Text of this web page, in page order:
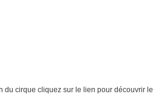
du cirque cliquez sur le lien pour découvrir le